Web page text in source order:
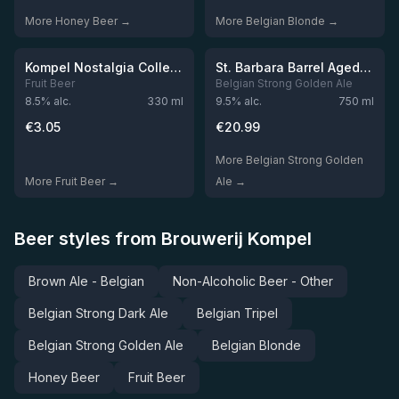
More Honey Beer → More Belgian Blonde →
Out of stock
★3.39
Kompel Nostalgia Collection "Koepemachine"
Fruit Beer
8.5% alc. 330 ml
€3.05
More Fruit Beer →
Out of stockSt. Barbara Barrel Aged Reserve : Saint's Selection 2025
Belgian Strong Golden Ale
9.5% alc. 750 ml
€20.99
More Belgian Strong Golden
Ale →
Beer styles from Brouwerij Kompel
Brown Ale - Belgian Non-Alcoholic Beer - Other
Belgian Strong Dark Ale Belgian Tripel
Belgian Strong Golden Ale Belgian Blonde
Honey Beer Fruit Beer